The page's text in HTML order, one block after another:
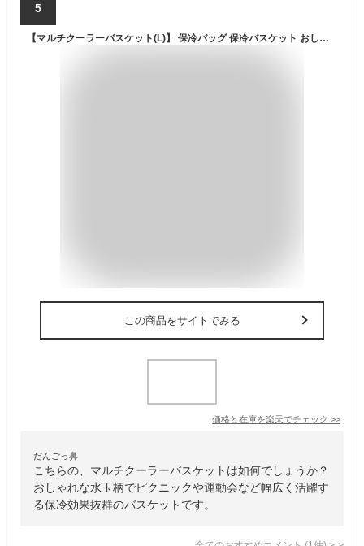
5
【マルチクーラーバスケット(L)】 保冷バッグ 保冷バスケット おしゃれ ピクニック レジカゴ型 エコバッグ レジカゴ 買い物かご バスケット 運動会 ランチボックス ショッピングカート 折りたたみ クーラーバスケット 保冷 保温 バッグ かごバッグ
この商品をサイトでみる
価格と在庫を楽天でチェック >>
だんごっ鼻
こちらの、マルチクーラーバスケットは如何でしょうか？
おしゃれな水玉柄でピクニックや運動会など幅広く活躍す
る保冷効果抜群のバスケットです。